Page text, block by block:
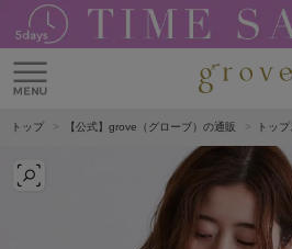
トップ 【公式】grove（グローブ）の通販 トップ